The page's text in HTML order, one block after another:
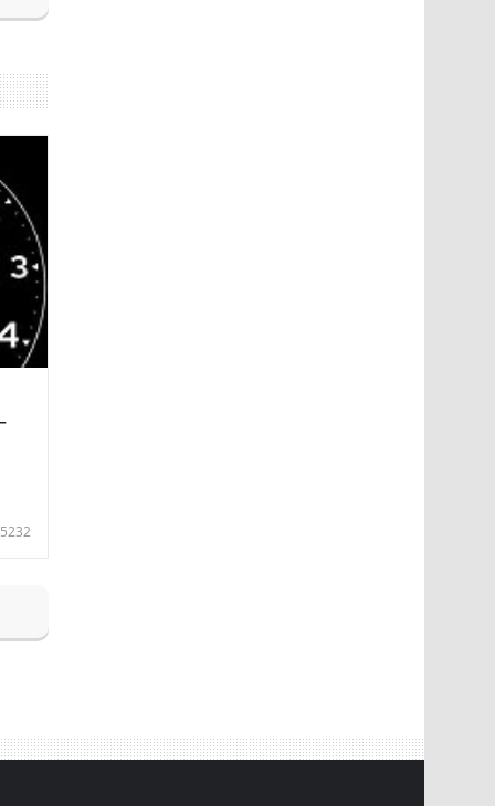
5232